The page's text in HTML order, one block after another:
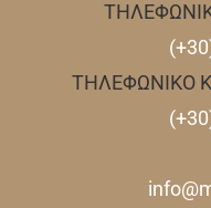
ΤΗΛΕΦΩΝΙΚΟ